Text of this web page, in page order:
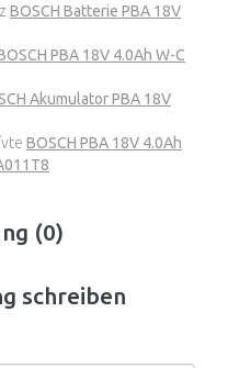
BOSCH Batterie PBA 18V
PBA 18V 4.0Ah W-C
Akumulator PBA 18V
BOSCH PBA 18V 4.0Ah
(0)
schreiben